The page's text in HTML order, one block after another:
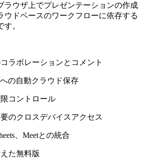
ラウザ上でプレゼンテーションの作成
ウドベースのワークフローに依存する
。
ラボレーションとコメント
の自動クラウド保存
コントロール
のクロスデバイスアクセス
、Meetとの統合
た無料版